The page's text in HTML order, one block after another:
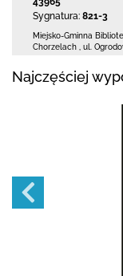
Sygnatura: 821-3
Miejsko-Gminna
Chorzelach
ul.
Najczęściej